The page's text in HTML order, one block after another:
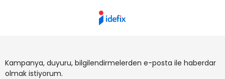
Kampanya, duyuru, bilgilendirmelerden e-posta ile haberdar
olmak istiyorum.